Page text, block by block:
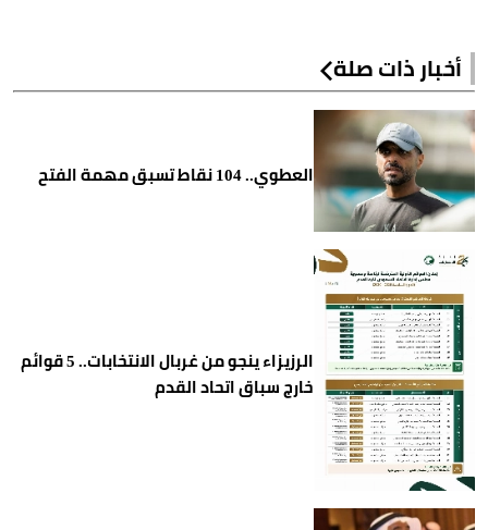
أخبار ذات صلة
العطوي.. 104 نقاط تسبق مهمة الفتح
الرزيزاء ينجو من غربال الانتخابات.. 5 قوائم
خارج سباق اتحاد القدم